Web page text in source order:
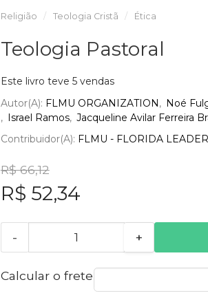
Religião Teologia Cristã Ética
Teologia Pastoral
Este livro teve 5 vendas
Autor(a): FLMU ORGANIZATION Noé
Israel Ramos Jacqueline Avilar Ferreira
Contribuidor(a): FLMU - FLORIDA
R$ 66,12
R$ 52,34
- +
Calcular o frete